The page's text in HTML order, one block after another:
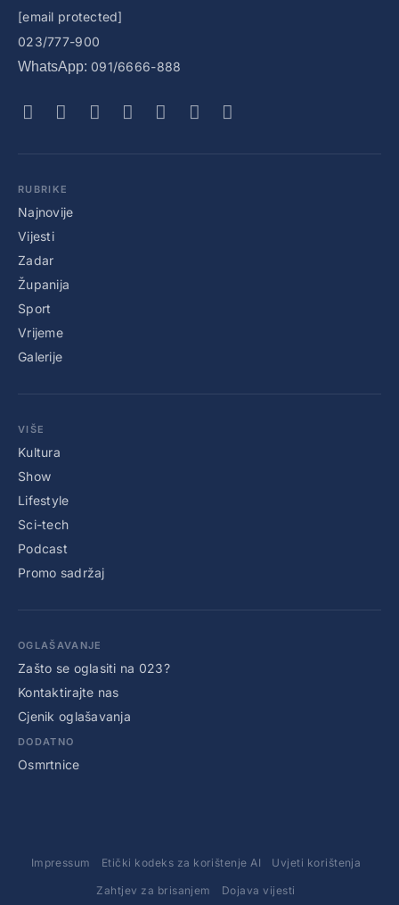
[email protected]
023/777-900
WhatsApp: 091/6666-888
RUBRIKE
Najnovije
Vijesti
Zadar
Županija
Sport
Vrijeme
Galerije
VIŠE
Kultura
Show
Lifestyle
Sci-tech
Podcast
Promo sadržaj
OGLAŠAVANJE
Zašto se oglasiti na 023?
Kontaktirajte nas
Cjenik oglašavanja
DODATNO
Osmrtnice
Impressum Etički kodeks za korištenje AI Uvjeti korištenja
Zahtjev za brisanjem Dojava vijesti